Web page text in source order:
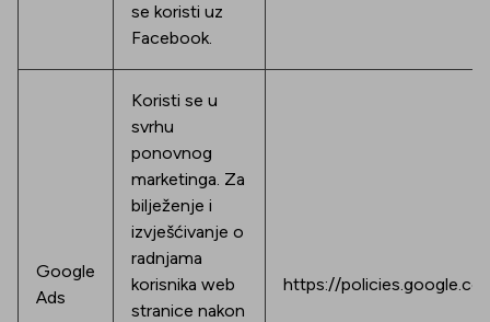
se koristi uz
Facebook.
Google
Ads
Koristi se u
svrhu
ponovnog
marketinga. Za
bilježenje i
izvješćivanje o
radnjama
korisnika web
stranice nakon
https://